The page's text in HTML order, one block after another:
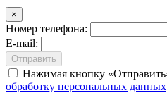
×
Номер телефона:
E-mail:
Отправить
Нажимая кнопку Отправить
обработку персональных данных